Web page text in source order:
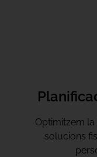
Optimitzem
solucions